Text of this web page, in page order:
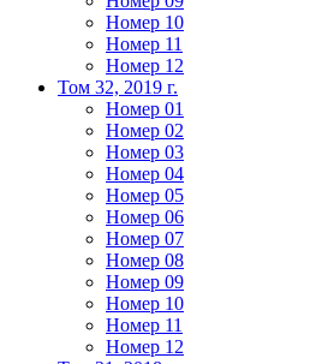
Номер 10
Номер 11
Номер 12
Том 32, 2019 г.
Номер 01
Номер 02
Номер 03
Номер 04
Номер 05
Номер 06
Номер 07
Номер 08
Номер 09
Номер 10
Номер 11
Номер 12